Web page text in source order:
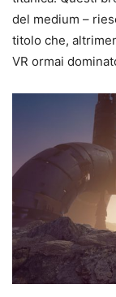
del medium –
titolo che,
VR ormai